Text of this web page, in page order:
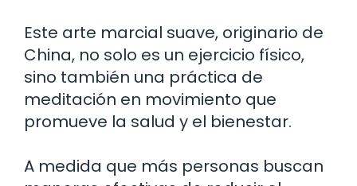
Este arte marcial suave, originario de
China, no solo es un ejercicio físico,
sino también una práctica de
meditación en movimiento que
promueve la salud y el bienestar.
A medida que más personas buscan